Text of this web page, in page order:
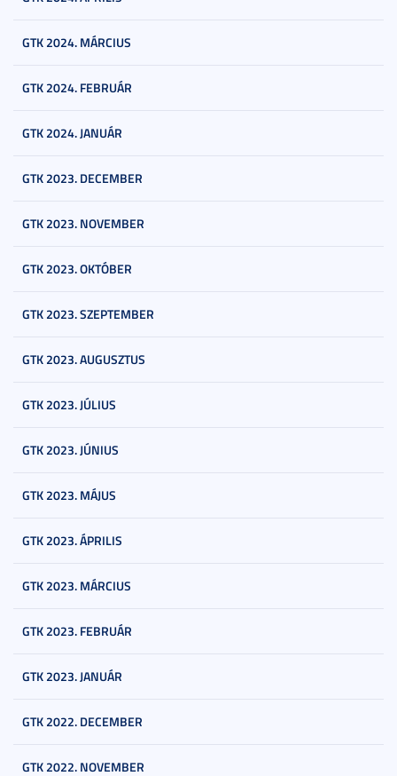
GTK 2024. MÁRCIUS
GTK 2024. FEBRUÁR
GTK 2024. JANUÁR
GTK 2023. DECEMBER
GTK 2023. NOVEMBER
GTK 2023. OKTÓBER
GTK 2023. SZEPTEMBER
GTK 2023. AUGUSZTUS
GTK 2023. JÚLIUS
GTK 2023. JÚNIUS
GTK 2023. MÁJUS
GTK 2023. ÁPRILIS
GTK 2023. MÁRCIUS
GTK 2023. FEBRUÁR
GTK 2023. JANUÁR
GTK 2022. DECEMBER
GTK 2022. NOVEMBER